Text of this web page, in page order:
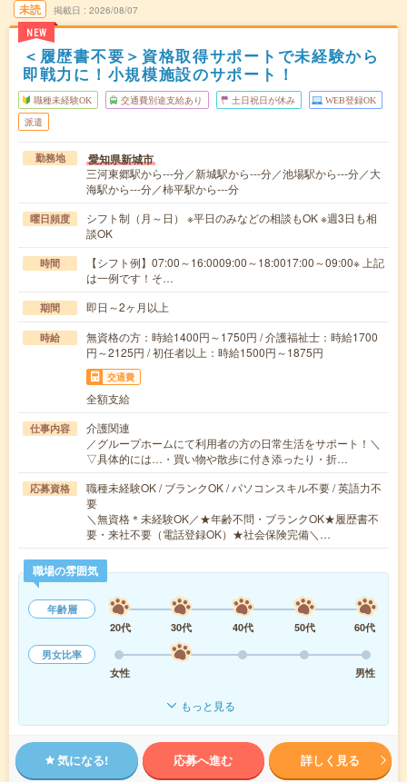
未読
NEW
掲載日 2026/08/07
＜履歴書不要＞資格取得サポートで未経験から
即戦力に！小規模施設のサポート！
職種未経験OK 交通費別途支給あり 土日祝日が休み WEB登録OK
派遣
勤務地 愛知県新城市
三河東郷駅から---分／新城駅から---分／池場駅から---分／大
海駅から---分／柿平駅から---分
曜日頻度
シフト制（月～日） ※平日のみなどの相談もOK ※週3日も相
談OK
時間
【シフト例】07:00～16:0009:00～18:0017:00～09:00※ 上記
は一例です！そ…
期間 即日～2ヶ月以上
時給
無資格の方：時給1400円～1750円 / 介護福祉士：時給1700
円～2125円 / 初任者以上：時給1500円～1875円
交通費
全額支給
仕事内容
介護関連
／グループホームにて利用者の方の日常生活をサポート！＼
▽具体的には…・買い物や散歩に付き添ったり・折…
応募資格
職種未経験OK / ブランクOK / パソコンスキル不要 / 英語力不
要
＼無資格＊未経験OK／★年齢不問・ブランクOK★履歴書不
要・来社不要（電話登録OK）★社会保険完備＼…
職場の雰囲気
年齢層
20代
30代 40代 50代
60代
男女比率
女性
男性
もっと見る
気になる! 応募へ進む 詳しく見る